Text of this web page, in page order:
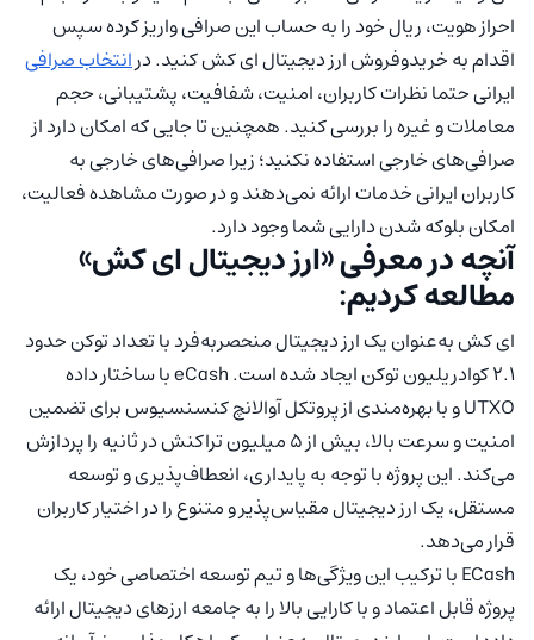
احراز هویت، ریال خود را به حساب این صرافی واریز کرده سپس
اقدام به خریدوفروش ارز دیجیتال ای کش کنید. درانتخاب صرافی
ایرانی حتما نظرات کاربران، امنیت، شفافیت، پشتیبانی، حجم
معاملات و غیره را بررسی کنید. همچنین تا جایی که امکان دارد از
صرافی‌های خارجی استفاده نکنید؛ زیرا صرافی‌های خارجی به
کاربران ایرانی خدمات ارائه نمی‌دهند و در صورت مشاهده فعالیت،
امکان بلوکه شدن دارایی شما وجود دارد.
آنچه در معرفی «ارز دیجیتال ای کش»
مطالعه کردیم:
ای کش به‌عنوان یک ارز دیجیتال منحصربه‌فرد با تعداد توکن حدود
۲.۱ کوادریلیون توکن ایجاد شده است. eCash با ساختار داده
UTXO و با بهره‌مندی از پروتکل آوالانچ کنسنسیوس برای تضمین
امنیت و سرعت بالا، بیش از ۵ میلیون تراکنش در ثانیه را پردازش
می‌کند. این پروژه با توجه به پایداری، انعطاف‌پذیری و توسعه
مستقل، یک ارز دیجیتال مقیاس‌پذیر و متنوع را در اختیار کاربران
قرار می‌دهد.
ECash با ترکیب این ویژگی‌ها و تیم توسعه اختصاصی خود، یک
پروژه قابل اعتماد و با کارایی بالا را به جامعه ارزهای دیجیتال ارائه